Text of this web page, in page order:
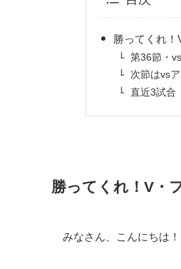
勝ってくれ
第36節・
次節はvs
直近3試合
勝ってくれ！V・
みなさん、こんにちは